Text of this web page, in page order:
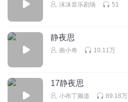
2025-03-19
听友515495401
2024-07-26
沫沫音乐剧场 51
静夜思
曲小奇 10.11万
17静夜思
小布丁频道 89.18万